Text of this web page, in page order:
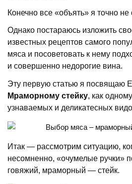
Конечно все «объять» я точно не
Однако постараюсь изложить
известных рецептов самого
мяса и посоветовать к нему
и совершенно недорогие вина.
Эту первую статью я посвящаю
Мраморному стейку, как
узнаваемых и деликатесных
Итак — рассмотрим ситуацию,
несомненно, «очумелые ручки»
говяжий, мраморный — стейк.